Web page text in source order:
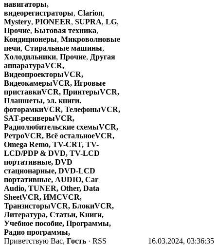
навигаторы,
видеорегистраторы, Clarion,
Mystery, PIONEER, SUPRA, LG,
Прочие, Бытовая техника,
Кондиционеры, Микроволновые
печи, Стиральные машины,
Холодильники, Прочие, Другая
аппаратураVCR,
ВидеопроекторыVCR,
ВидеокамерыVCR, Игровые
приставкиVCR, ПринтерыVCR,
Планшеты, эл. книги.
фоторамкиVCR, ТелефоныVCR,
SAT-ресиверыVCR,
Радиолюбительские схемыVCR,
РетроVCR, Всё остальноеVCR,
Omega Remo, TV-CRT, TV-
LCD/PDP & DVD, TV-LCD
портативные, DVD
стационарные, DVD-LCD
портативные, AUDIO, Car
Audio, TUNER, Other, Data
SheetVCR, ИМСVCR,
ТранзисторыVCR, БлокиVCR,
Литература, Статьи, Книги,
Учебное пособие, Программы,
Радио программы,
Приветствую Вас, Гость · RSS
16.03.2024, 03:36:35